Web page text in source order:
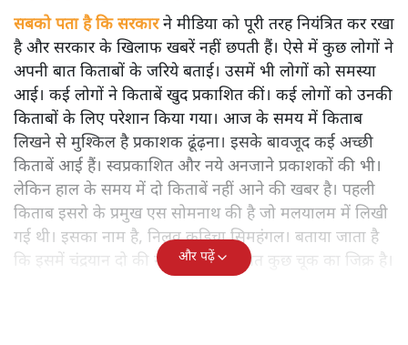
सबको पता है कि सरकारने मीडिया को पूरी तरह नियंत्रित कर रखा
है और सरकार के खिलाफ खबरें नहीं छपती हैं। ऐसे में कुछ लोगों ने
अपनी बात किताबों के जरिये बताई। उसमें भी लोगों को समस्या
आई। कई लोगों ने किताबें खुद प्रकाशित कीं। कई लोगों को उनकी
किताबों के लिए परेशान किया गया। आज के समय में किताब
लिखने से मुश्किल है प्रकाशक ढूंढ़ना। इसके बावजूद कई अच्छी
किताबें आई हैं। स्वप्रकाशित और नये अनजाने प्रकाशकों की भी।
लेकिन हाल के समय में दो किताबें नहीं आने की खबर है। पहली
किताब इसरो के प्रमुख एस सोमनाथ की है जो मलयालम में लिखी
गई थी। इसका नाम है, निलवु कुडिचा सिमहंगल। बताया जाता है
कि इसमें चंद्रयान दो की नाकामी से संबंधित कुछ चूक का जिक्र है।
और पढ़ें